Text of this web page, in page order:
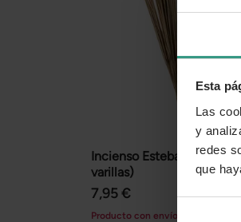
Esta
Las
y
redes
que
Incienso Esteban Spirit de
varillas)
7,95 €
Producto con envío rebajado